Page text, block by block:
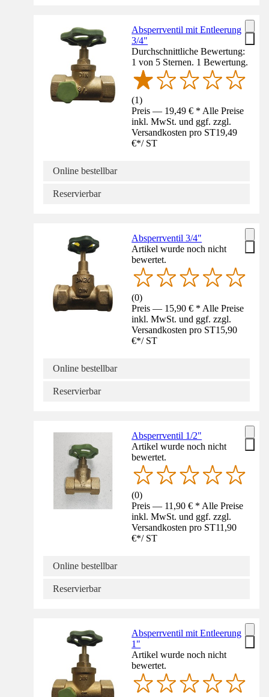
Absperrventil mit Entleerung
3/4"
Durchschnittliche Bewertung:
1 von 5 Sternen. 1 Bewertung.
(1)
Preis — 19,49 € * Alle Preise
inkl. MwSt. und ggf. zzgl.
Versandkosten pro ST19,49
€*/ ST
Online bestellbar
Reservierbar
Absperrventil 3/4"
Artikel wurde noch nicht
bewertet.
(0)
Preis — 15,90 € * Alle Preise
inkl. MwSt. und ggf. zzgl.
Versandkosten pro ST15,90
€*/ ST
Online bestellbar
Reservierbar
Absperrventil 1/2"
Artikel wurde noch nicht
bewertet.
(0)
Preis — 11,90 € * Alle Preise
inkl. MwSt. und ggf. zzgl.
Versandkosten pro ST11,90
€*/ ST
Online bestellbar
Reservierbar
Absperrventil mit Entleerung
1"
Artikel wurde noch nicht
bewertet.